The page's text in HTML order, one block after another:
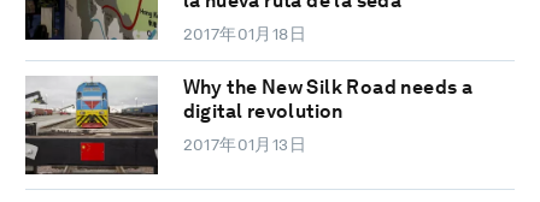
2017年01月18日
Why the New Silk Road needs a
digital revolution
2017年01月13日